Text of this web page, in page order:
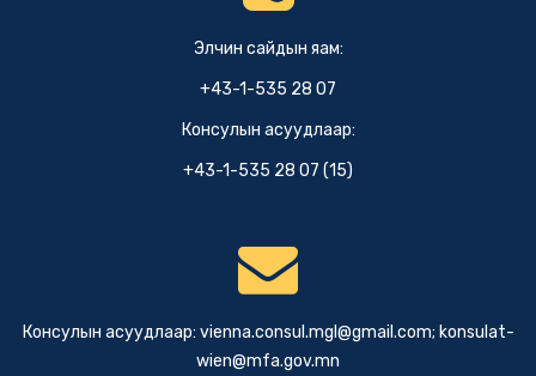
Элчин сайдын яам:
+43-1-535 28 07
Консулын асуудлаар:
+43-1-535 28 07 (15)
Консулын асуудлаар: vienna.consul.mgl@gmail.com; konsulat-
wien@mfa.gov.mn